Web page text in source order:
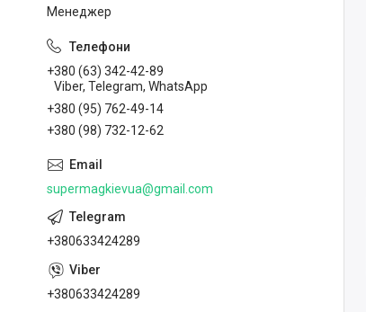
Менеджер
+380 (63) 342-42-89
Viber, Telegram, WhatsApp
+380 (95) 762-49-14
+380 (98) 732-12-62
supermagkievua@gmail.com
+380633424289
+380633424289